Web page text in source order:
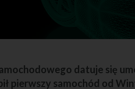
datuje się
pierwszy samochód od